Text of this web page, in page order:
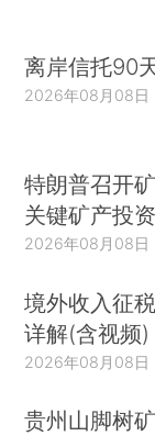
离岸信托90
2026年08月08日
特朗普召开
关键矿产投
2026年08月08日
境外收入征
详解(含视频)
2026年08月08日
贵州山脚树